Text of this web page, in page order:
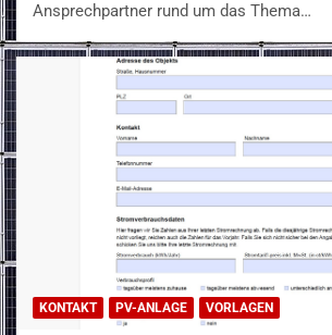
Ansprechpartner rund um das Thema…
KONTAKT PV-ANLAGE VORLAGEN